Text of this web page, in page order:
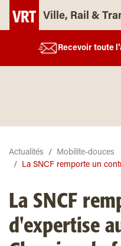
Ville, Rail &
Recevoir toute
Actualités
Mobilite-douces
La SNCF remporte un
La SNCF
d'expertise